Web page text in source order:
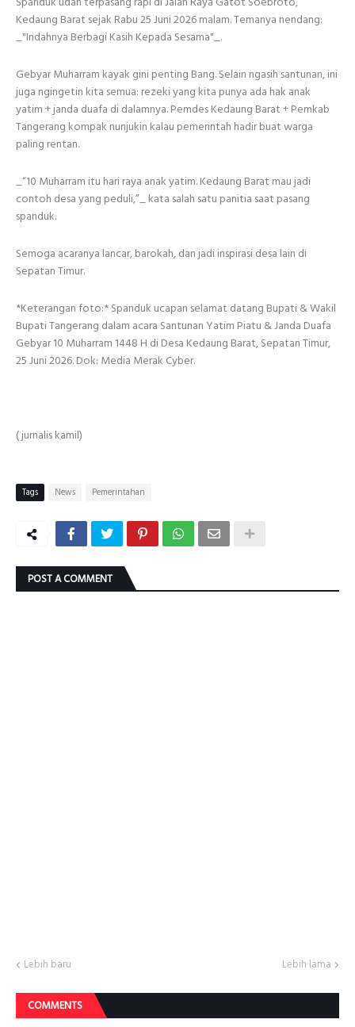
Kedaung Barat sejak Rabu 25 Juni 2026 malam. Temanya nendang:
_"Indahnya Berbagi Kasih Kepada Sesama"_.
Gebyar Muharram kayak gini penting Bang. Selain ngasih santunan, ini
juga ngingetin kita semua: rezeki yang kita punya ada hak anak
yatim + janda duafa di dalamnya. Pemdes Kedaung Barat + Pemkab
Tangerang kompak nunjukin kalau pemerintah hadir buat warga
paling rentan.
_“10 Muharram itu hari raya anak yatim. Kedaung Barat mau jadi
contoh desa yang peduli,”_ kata salah satu panitia saat pasang
spanduk.
Semoga acaranya lancar, barokah, dan jadi inspirasi desa lain di
Sepatan Timur.
*Keterangan foto:* Spanduk ucapan selamat datang Bupati & Wakil
Bupati Tangerang dalam acara Santunan Yatim Piatu & Janda Duafa
Gebyar 10 Muharram 1448 H di Desa Kedaung Barat, Sepatan Timur,
25 Juni 2026. Dok: Media Merak Cyber.
( jurnalis kamil)
Tags News Pemerintahan
POST A COMMENT
Lebih baru Lebih lama
COMMENTS